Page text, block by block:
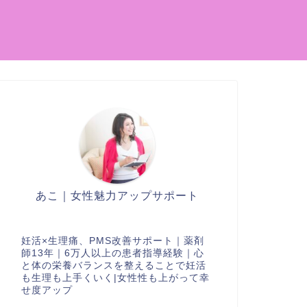
あこ｜女性魅力アップサポート
妊活×生理痛、PMS改善サポート｜薬剤
師13年｜6万人以上の患者指導経験｜心
と体の栄養バランスを整えることで妊活
も生理も上手くいく|女性性も上がって幸
せ度アップ